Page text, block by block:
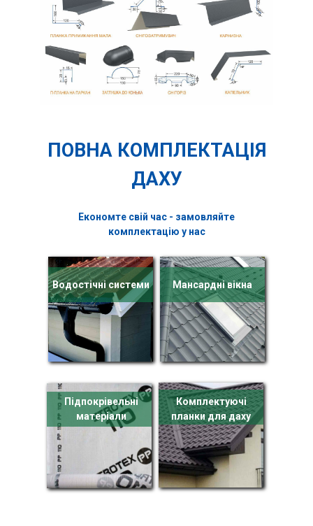
ПОВНА КОМПЛЕКТАЦІЯ
ДАХУ
Економте свій час - замовляйте
комплектацію у нас
Водостічні системи Мансардні вікна
Підпокрівельні
матеріали
Комплектуючі
планки для даху